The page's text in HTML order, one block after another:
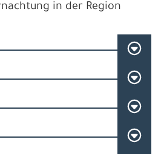
in der Region